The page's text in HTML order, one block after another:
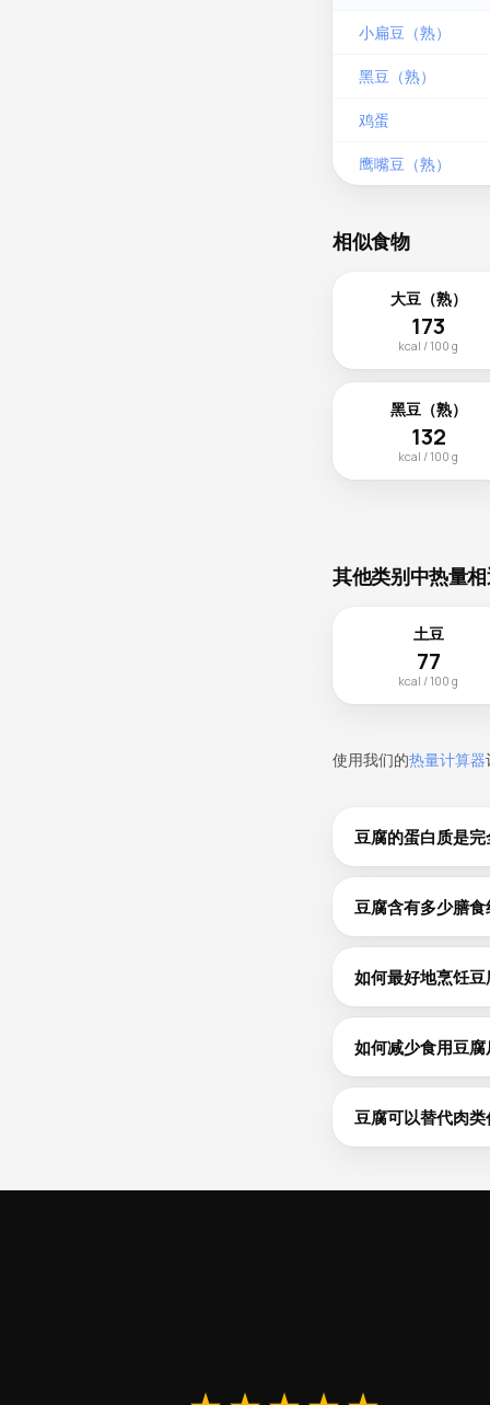
小扁豆（熟）
黑豆（熟）
鸡蛋
鹰嘴豆（熟）
相似食物
大豆（熟）
173
kcal / 100 g
黑豆（熟）
132
kcal / 100 g
其他类别中热量
土豆
77
kcal / 100 g
使用我们的热量计算器
豆腐的蛋白质是完
豆腐每100g含8.1g
用，可以构成完整
豆腐含有多少膳食
豆腐每100g含0.3g
久饱腹感，而热量
如何最好地烹饪豆
干豆类在烹饪前浸
的预煮替代品——只
如何减少食用豆腐
在几周内逐渐增加
然或生姜等助消化
豆腐可以替代肉